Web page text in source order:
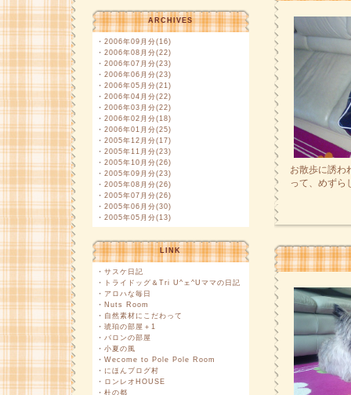
ARCHIVES
・ 2006年09月分(16)
・ 2006年08月分(22)
・ 2006年07月分(23)
・ 2006年06月分(23)
・ 2006年05月分(21)
・ 2006年04月分(22)
・ 2006年03月分(22)
・ 2006年02月分(18)
・ 2006年01月分(25)
・ 2005年12月分(17)
・ 2005年11月分(23)
・ 2005年10月分(26)
・ 2005年09月分(23)
・ 2005年08月分(26)
・ 2005年07月分(26)
・ 2005年06月分(30)
・ 2005年05月分(13)
LINK
・ サスケ日記
・
トライドッグ＆Tri U^ェ^Uママの日記
・ アロハな毎日
・ Nuts Room
・ 自然素材にこだわって
・ 琥珀の部屋＋1
・ バロンの部屋
・ 小夏の風
・ Wecome to Pole Pole Room
・ にほんブログ村
・ ロンレオHOUSE
・ 杜の都
お散歩に誘わ
って、めずら